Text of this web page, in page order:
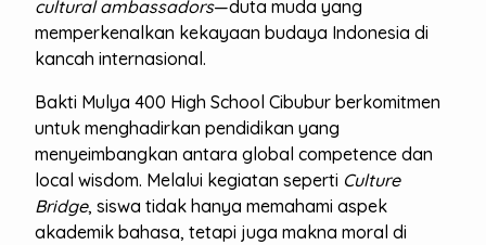
cultural ambassadors—duta muda yang
memperkenalkan kekayaan budaya Indonesia di
kancah internasional.
Bakti Mulya 400 High School Cibubur berkomitmen
untuk menghadirkan pendidikan yang
menyeimbangkan antara global competence dan
local wisdom. Melalui kegiatan seperti Culture
Bridge, siswa tidak hanya memahami aspek
akademik bahasa, tetapi juga makna moral di